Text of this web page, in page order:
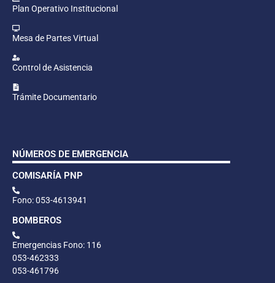
Plan Operativo Institucional
Mesa de Partes Virtual
Control de Asistencia
Trámite Documentario
NÚMEROS DE EMERGENCIA
COMISARÍA PNP
Fono: 053-4613941
BOMBEROS
Emergencias Fono: 116
053-462333
053-461796